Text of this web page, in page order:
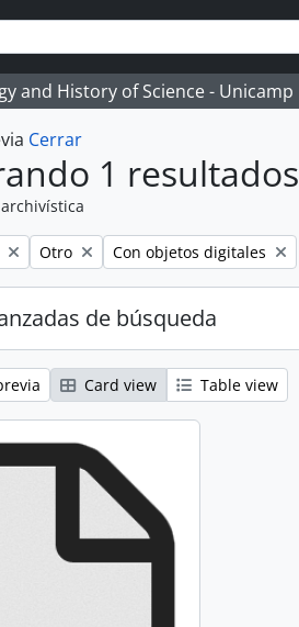
and History of Science - Unicamp
Cerrar
1 resultados
Remove filter:
Otro Remove filter:
Con objetos digitales
de búsqueda
Card view Table view